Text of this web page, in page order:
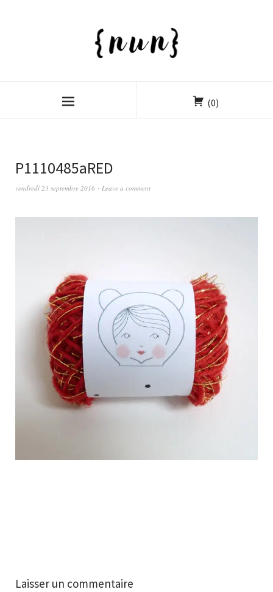
(0)
P1110485aRED
vendredi 23 septembre 2016 Leave a comment
Laisser un commentaire